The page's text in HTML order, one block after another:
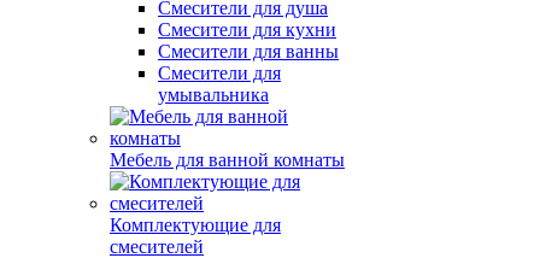
Смесители для душа
Смесители для кухни
Смесители для ванны
Смесители для
умывальника
Мебель для ванной комнаты
Комплектующие для
смесителей